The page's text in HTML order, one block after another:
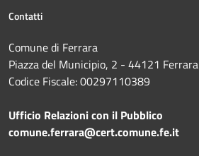
Contatti
Comune di Ferrara
Piazza del Municipio, 2 - 44121 Ferrara
Codice Fiscale: 00297110389
Ufficio Relazioni con il Pubblico
comune.ferrara@cert.comune.fe.it